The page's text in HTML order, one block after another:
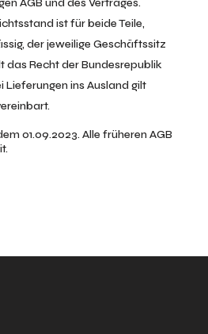
AGB und des Vertrages.
ist für beide Teile,
der jeweilige Geschäftssitz
das Recht der Bundesrepublik
Lieferungen ins Ausland gilt
01.09.2023. Alle früheren AGB